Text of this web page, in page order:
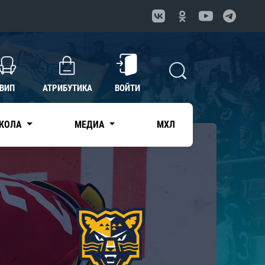
ВИП АТРИБУТИКА ВОЙТИ
МЕДИА МХЛ